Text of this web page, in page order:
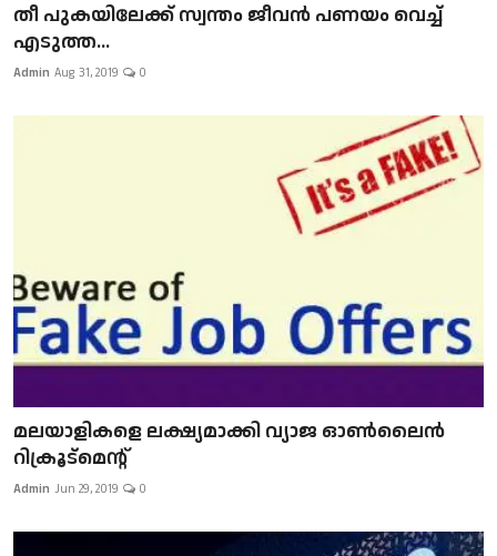
​​​​​​​തീ പുകയിലേക്ക് സ്വന്തം ജീവന്‍ പണയം വെച്ച്
എടുത്ത...
Admin Aug 31, 2019 0
മലയാളികളെ ലക്ഷ്യമാക്കി വ്യാജ ഓൺലൈൻ
റിക്രൂട്മെന്റ്
Admin Jun 29, 2019 0